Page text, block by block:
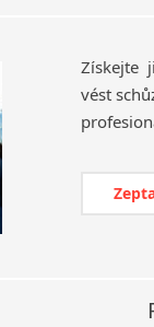
Získejte
vést